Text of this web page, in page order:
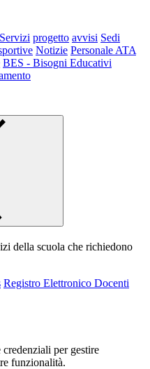
Servizi progetto avvisi Sedi
Notizie Personale ATA
BES - Bisogni Educativi
della scuola che richiedono
Registro Elettronico Docenti
per gestire
funzionalità.